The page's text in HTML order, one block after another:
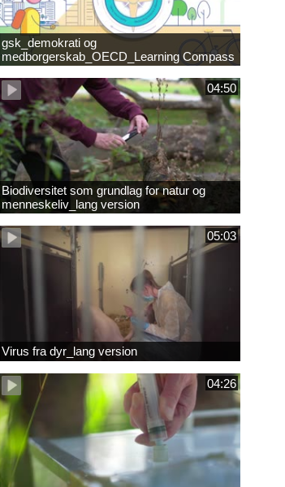
gsk_demokrati og
medborgerskab_OECD_Learning Compass
2030
04:50
Biodiversitet som grundlag for natur og
menneskeliv_lang version
05:03
Virus fra dyr_lang version
04:26